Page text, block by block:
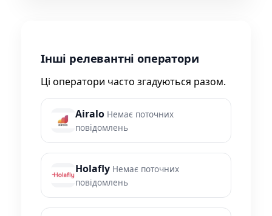
Інші релевантні оператори
Ці оператори часто згадуються разом.
Airalo Немає поточних
повідомлень
Holafly Немає поточних
повідомлень